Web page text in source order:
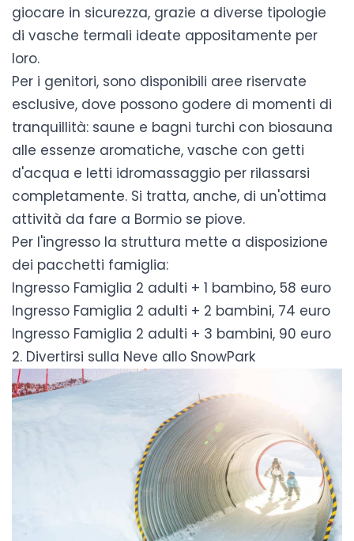
giocare in sicurezza, grazie a diverse tipologie
di vasche termali ideate appositamente per
loro.
Per i genitori, sono disponibili aree riservate
esclusive, dove possono godere di momenti di
tranquillità: saune e bagni turchi con biosauna
alle essenze aromatiche, vasche con getti
d'acqua e letti idromassaggio per rilassarsi
completamente. Si tratta, anche, di un'ottima
attività da fare a Bormio se piove.
Per l'ingresso la struttura mette a disposizione
dei pacchetti famiglia:
Ingresso Famiglia 2 adulti + 1 bambino, 58 euro
Ingresso Famiglia 2 adulti + 2 bambini, 74 euro
Ingresso Famiglia 2 adulti + 3 bambini, 90 euro
2. Divertirsi sulla Neve allo SnowPark